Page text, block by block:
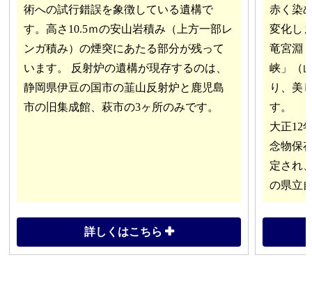
術への試行錯誤を象徴している遺構で
す。高さ10.5ｍの安山岩積み（上方一部レ
ンガ積み）の煙突にあたる部分が残って
います。 反射炉の遺構が現存するのは、
静岡県伊豆の国市の韮山反射炉と鹿児島
市の旧集成館、萩市の3ヶ所のみです。
詳しくはこちら
赤く染
変化し
竜宮淵
峡」（
り、美
す。
大正12
念物保
定され
の県立